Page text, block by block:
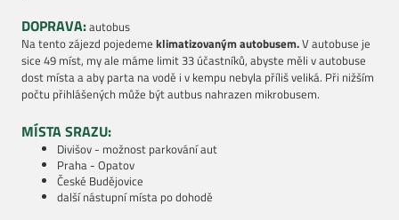
DOPRAVA:autobus
Na tento zájezd pojedeme klimatizovaným autobusem.V autobuse je
sice 49 míst, my ale máme limit 33 účastníků, abyste měli v autobuse
dost místa a aby parta na vodě i v kempu nebyla příliš veliká. Při nižším
počtu přihlášených může být autbus nahrazen mikrobusem.
MÍSTA SRAZU:
Divišov - možnost parkování aut
Praha - Opatov
České Budějovice
další nástupní místa po dohodě